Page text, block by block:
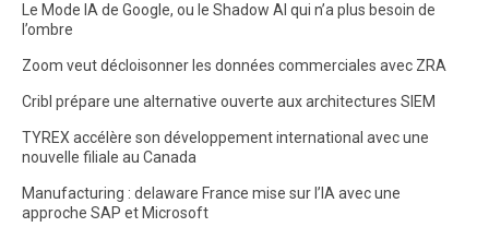
Le Mode IA de Google, ou le Shadow AI qui n’a plus besoin de
l’ombre
Zoom veut décloisonner les données commerciales avec ZRA
Cribl prépare une alternative ouverte aux architectures SIEM
TYREX accélère son développement international avec une
nouvelle filiale au Canada
Manufacturing : delaware France mise sur l’IA avec une
approche SAP et Microsoft